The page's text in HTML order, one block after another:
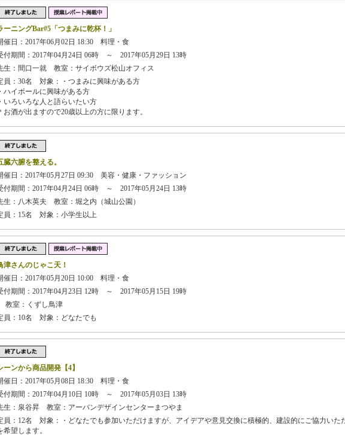
ーニングBar#5「つまみに乾杯！」
催日：2017年06月02日 18:30 料理・食
付期間：2017年04月24日 06時 ～ 2017年05月29日 13時
生：間口一就 教室：サイボウズ松山オフィス
員：30名 対象：・つまみに興味がある方
・ハイボールに興味がある方
・いろいろな人と語らいたい方
お酒が出ますので20歳以上の方に限ります。
臓六腑を整える。
催日：2017年05月27日 09:30 美容・健康・ファッション
付期間：2017年04月24日 06時 ～ 2017年05月24日 13時
生：八木英夫 教室：堀之内（城山公園）
員：15名 対象：小学生以上
津さんのじゃこ天！
催日：2017年05月20日 10:00 料理・食
付期間：2017年04月23日 12時 ～ 2017年05月15日 19時
教室：くずし鳥津
員：10名 対象：どなたでも
ーンから商品開発【4】
催日：2017年05月08日 18:30 料理・食
付期間：2017年04月10日 10時 ～ 2017年05月03日 13時
生：泉谷昇 教室：アーバンデザインセンターまつやま
員：12名 対象：・どなたでも参加いただけますが、アイデアや意見交換に積極的、建設的にご協力いた
希望します。